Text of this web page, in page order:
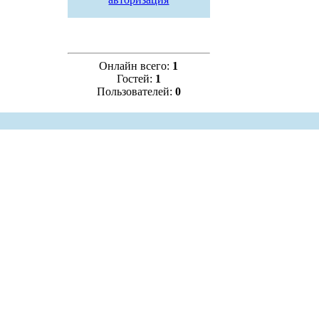
Онлайн всего: 1
Гостей: 1
Пользователей: 0